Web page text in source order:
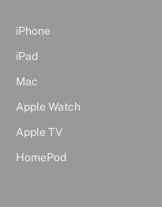
iPhone
iPad
Mac
Apple Watch
Apple TV
HomePod